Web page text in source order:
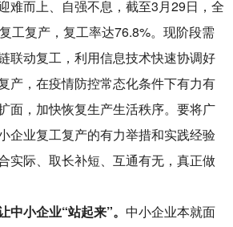
难而上、自强不息，截至3月29日，全
工复产，复工率达76.8%。现阶段需
联动复工，利用信息技术快速协调好
产，在疫情防控常态化条件下有力有
面，加快恢复生产生活秩序。要将广
企业复工复产的有力举措和实践经验
实际、取长补短、互通有无，真正做
小企业“站起来”。 中小企业本就面